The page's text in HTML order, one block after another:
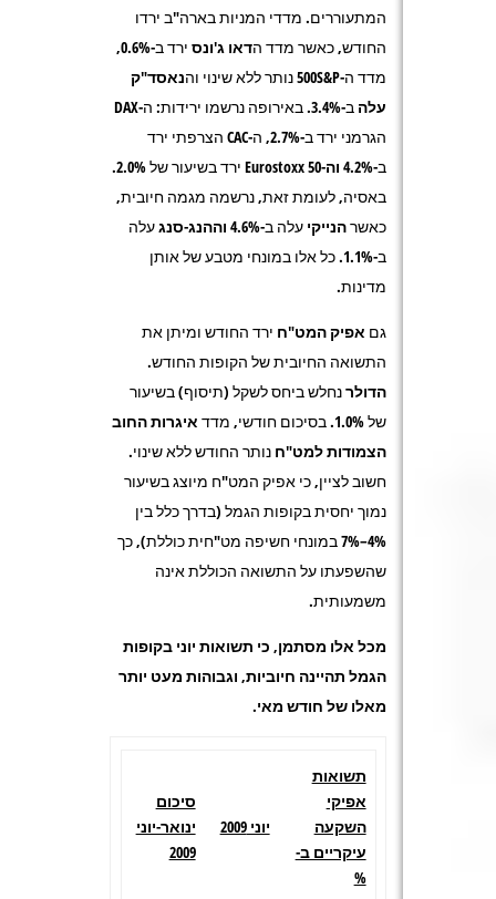
המתעוררים. מדדי המניות בארה"ב ירדו
החודש, כאשר מדד הדאו ג'ונס
ירד ב-0.6%,
מדד ה-
500S&P נותר ללא שינוי והנאסד"ק
עלה ב-3.4%. באירופה נרשמו ירידות: ה-
DAX
הגרמני ירד ב-2.7%, ה-
CAC הצרפתי ירד
ב-4.2%
וה-Eurostoxx 50
ירד בשיעור של 2.0%.
באסיה, לעומת זאת, נרשמה מגמה חיובית,
כאשרהנייקי עלה ב-4.6% וההנג-סנגעלה
ב-1.1%. כל אלו במונחי מטבע של אותן
מדינות.
גם אפיק המט"ח ירד החודש ומיתן את
התשואה החיובית של הקופות החודש.
הדולרנחלש ביחס לשקל (תיסוף) בשיעור
של 1.0%. בסיכום חודשי, מדד
איגרות החוב
הצמודות למט"ח נותר החודש ללא שינוי.
חשוב לציין, כי אפיק המט"ח מיוצג בשיעור
נמוך יחסית בקופות הגמל (בדרך כלל בין
4%–7% במונחי חשיפה מט"חית כוללת), כך
שהשפעתו על התשואה הכוללת אינה
משמעותית.
מכל אלו מסתמן, כי תשואות יוני בקופות
הגמל תהיינה חיוביות, וגבוהות מעט יותר
מאלו של חודש מאי.
תשואות
אפיקי
השקעה
עיקריים ב-
%
יוני 2009
סיכום
ינואר-יוני
2009